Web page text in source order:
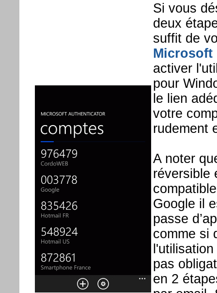
Si vous
deux
suffit de
Microsoft
activer
pour
le lien
votre
rudement
A noter
réversible
Google il
passe
comme si
pas
en 2